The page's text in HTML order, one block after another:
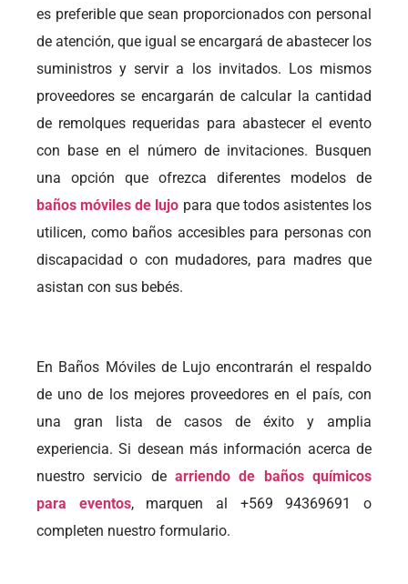
es preferible que sean proporcionados con personal
de atención, que igual se encargará de abastecer los
suministros y servir a los invitados. Los mismos
proveedores se encargarán de calcular la cantidad
de remolques requeridas para abastecer el evento
con base en el número de invitaciones. Busquen
una opción que ofrezca diferentes modelos de
baños móviles de lujo para que todos asistentes los
utilicen, como baños accesibles para personas con
discapacidad o con mudadores, para madres que
asistan con sus bebés.
En Baños Móviles de Lujo encontrarán el respaldo
de uno de los mejores proveedores en el país, con
una gran lista de casos de éxito y amplia
experiencia. Si desean más información acerca de
nuestro servicio de arriendo de baños químicos
para eventos, marquen al +569 94369691 o
completen nuestro formulario.